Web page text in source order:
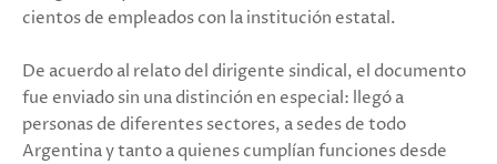
cientos de empleados con la institución estatal.
De acuerdo al relato del dirigente sindical, el documento
fue enviado sin una distinción en especial: llegó a
personas de diferentes sectores, a sedes de todo
Argentina y tanto a quienes cumplían funciones desde